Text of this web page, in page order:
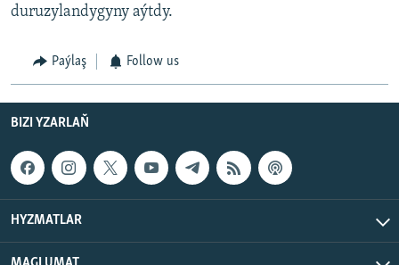
duruzylandygyny aýtdy.
Paýlaş Follow us
BIZI YZARLAŇ
HYZMATLAR